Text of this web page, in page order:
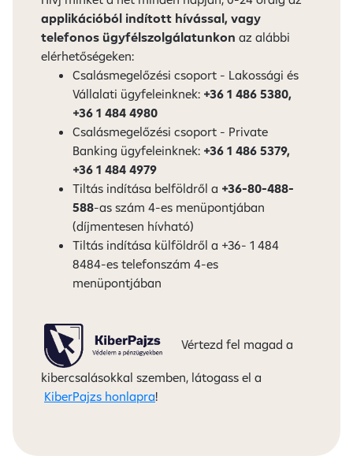
applikációból indított hívással, vagy
telefonos ügyfélszolgálatunkon az alábbi
elérhetőségeken:
Csalásmegelőzési csoport - Lakossági és
Vállalati ügyfeleinknek: +36 1 486 5380,
+36 1 484 4980
Csalásmegelőzési csoport - Private
Banking ügyfeleinknek: +36 1 486 5379,
+36 1 484 4979
Tiltás indítása belföldről a +36-80-488-
588-as szám 4-es menüpontjában
(díjmentesen hívható)
Tiltás indítása külföldről a +36- 1 484
8484-es telefonszám 4-es
menüpontjában
Vértezd fel magad a
kibercsalásokkal szemben, látogass el a
KiberPajzs honlapra!